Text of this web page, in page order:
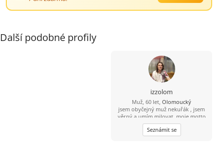
Další podobné profily
izzolom
Muž, 60 let, Olomoucký
jsem obyčejný muž nekuřák , jsem
věrný a umím milovat. moje motto
kdo umí milovat nedokáže
nenávidět. Kdo dokáže nenávidět
neumí milovat.
Seznámit se